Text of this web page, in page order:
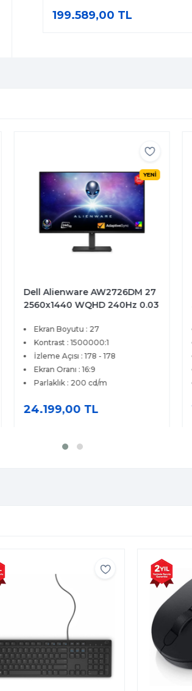
199.589,00 TL
YENİ
Dell Alienware AW2726DM 27
2560x1440 WQHD 240Hz 0.03
QD-OLED Gaming Monitör
Ekran Boyutu : 27
Kontrast : 1500000:1
İzleme Açısı : 178 - 178
Ekran Oranı : 16:9
Parlaklık : 200 cd/m
24.199,00 TL